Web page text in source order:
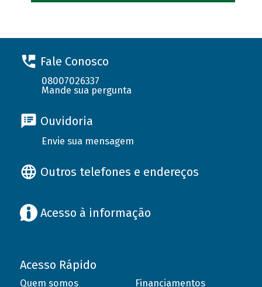
Fale Conosco
08007026337
Mande sua pergunta
Ouvidoria
Envie sua mensagem
Outros telefones e endereços
Acesso à informação
Acesso Rápido
Quem somos
Financiamentos